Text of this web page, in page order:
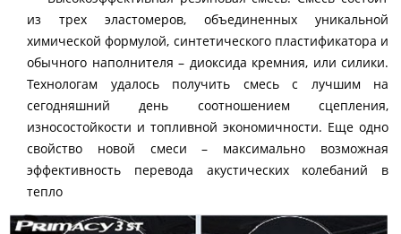
из трех эластомеров, объединенных уникальной
химической формулой, синтетического пластификатора и
обычного наполнителя – диоксида кремния, или силики.
Технологам удалось получить смесь с лучшим на
сегодняшний день соотношением сцепления,
износостойкости и топливной экономичности. Еще одно
свойство новой смеси – максимально возможная
эффективность перевода акустических колебаний в
тепло